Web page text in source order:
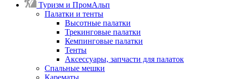
Туризм и ПромАльп
Палатки и тенты
Высотные палатки
Трекинговые палатки
Кемпинговые палатки
Тенты
Аксессуары, запчасти для палаток
Спальные мешки